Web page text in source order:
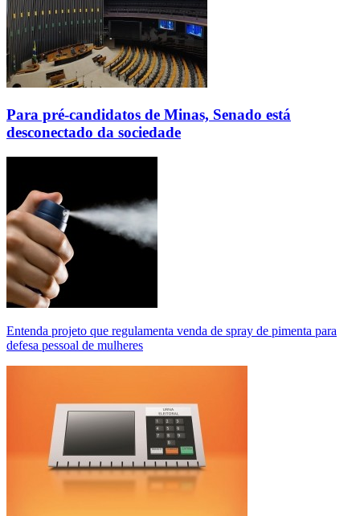
Para pré-candidatos de Minas, Senado está
desconectado da sociedade
Entenda projeto que regulamenta venda de spray de pimenta para
defesa pessoal de mulheres